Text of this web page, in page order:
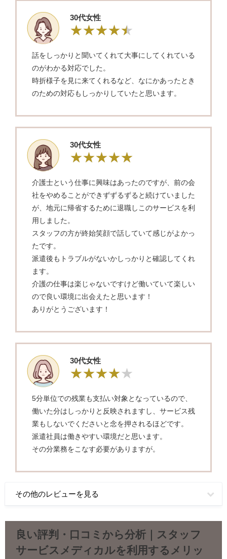
30代女性
話をしっかりと聞いてくれて大事にしてくれている
のがわかる対応でした。
時折様子を見に来てくれるなど、なにかあったとき
のための対応もしっかりしていたと思います。
30代女性
介護士という仕事に興味はあったのですが、前の会
社をやめることができずずるずると続けていました
が、地元に帰省するために退職しこのサービスを利
用しました。
スタッフの方が終始笑顔で話していて感じがよかっ
たです。
派遣後もトラブルがないかしっかりと確認してくれ
ます。
介護の仕事は楽じゃないですけど働いていて楽しい
ので良い環境に出会えたと思います！
ありがとうございます！
30代女性
5分単位での残業も支払い対象となっているので、
働いた分はしっかりと反映されますし、サービス残
業もしないでくださいと念を押されるほどです。
派遣社員は働きやすい環境だと思います。
その分業務をこなす必要がありますが。
その他のレビューを見る
良い評判・口コミから分析｜スタッフ
サービスメディカルを利用するメリッ